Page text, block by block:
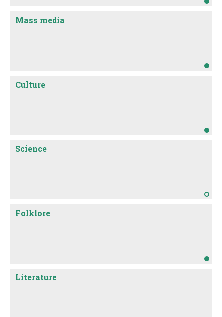
Mass media
Culture
Science
Folklore
Literature